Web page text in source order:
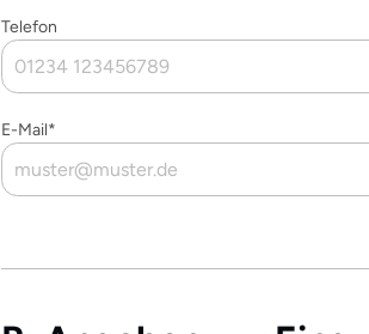
Telefon
E-Mail*